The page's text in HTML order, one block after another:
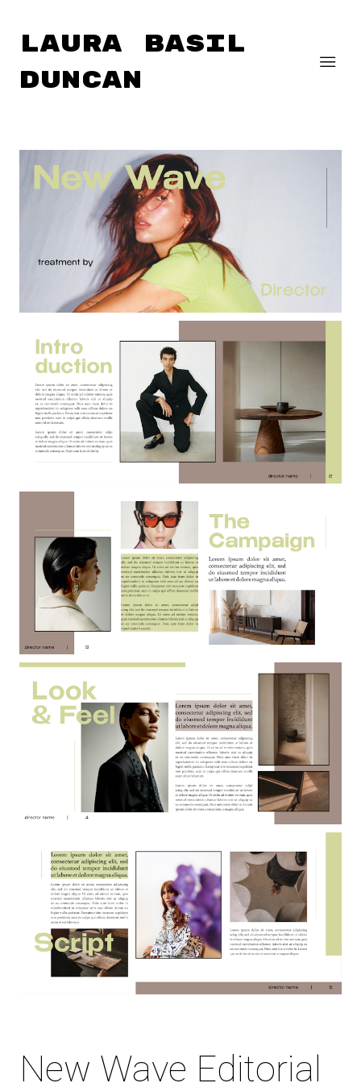
Laura Basil
Duncan
New Wave Editorial